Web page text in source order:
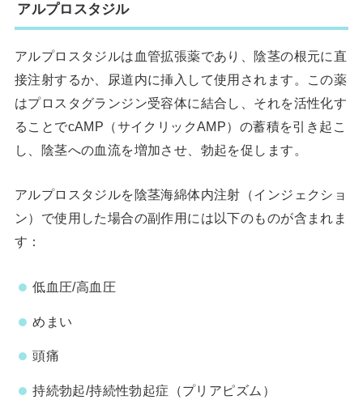
アルプロスタジル
アルプロスタジルは血管拡張薬であり、陰茎の根元に直
接注射するか、尿道内に挿入して使用されます。この薬
はプロスタグランジン受容体に結合し、それを活性化す
ることでcAMP（サイクリックAMP）の蓄積を引き起こ
し、陰茎への血流を増加させ、勃起を促します。
アルプロスタジルを陰茎海綿体内注射（インジェクショ
ン）で使用した場合の副作用には以下のものが含まれま
す：
低血圧/高血圧
めまい
頭痛
持続勃起/持続性勃起症（プリアピズム）